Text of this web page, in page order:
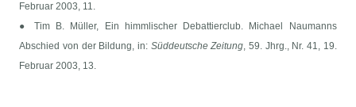
Februar 2003, 11.
● Tim B. Müller, Ein himmlischer Debattierclub. Michael Naumanns
Abschied von der Bildung, in: Süddeutsche Zeitung, 59. Jhrg., Nr. 41, 19.
Februar 2003, 13.